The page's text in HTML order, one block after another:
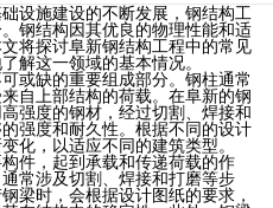
设施建设的不断发展，钢结构工
钢结构因其优良的物理性能和适
将探讨阜新钢结构工程中的常见
解这一领域的基本情况。
或缺的重要组成部分。钢柱通常
自上部结构的荷载。在阜新的钢
强度的钢材，经过切割、焊接和
强度和耐久性。根据不同的设计
化，以适应不同的建筑类型。
件，起到承载和传递荷载的作
常涉及切割、焊接和打磨等步
梁时，会根据设计图纸的要求，